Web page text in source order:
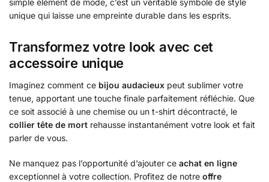
simple élément de mode, c’est un véritable symbole de style
unique qui laisse une empreinte durable dans les esprits.
Transformez votre look avec cet
accessoire unique
Imaginez comment ce bijou audacieux peut sublimer votre
tenue, apportant une touche finale parfaitement réfléchie. Que
ce soit associé à une chemise ou un t-shirt décontracté, le
collier tête de mort rehausse instantanément votre look et fait
parler de vous.
Ne manquez pas l’opportunité d’ajouter ce achat en ligne
exceptionnel à votre collection. Profitez de notre offre